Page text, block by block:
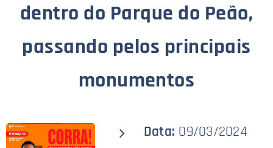
dentro do Parque do Peão,
passando pelos principais
monumentos
Data: 09/03/2024